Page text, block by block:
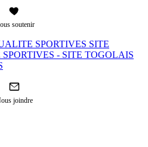
soutenir
SITE
- SITE TOGOLAIS
joindre